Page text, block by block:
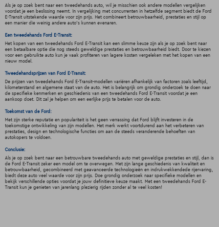
Als je op zoek bent naar een tweedehands auto, wil je misschien ook andere modellen vergelijken
voordat je een beslissing neemt. In vergelijking met concurrenten in hetzelfde segment biedt de Ford
E-Transit uitstekende waarde voor zijn prijs. Het combineert betrouwbaarheid, prestaties en stijl op
een manier die weinig andere auto's kunnen evenaren.
Een tweedehands Ford E-Transit:
Het kopen van een tweedehands Ford E-Transit kan een slimme keuze zijn als je op zoek bent naar
een betaalbare optie die nog steeds geweldige prestaties en betrouwbaarheid biedt. Door te kiezen
voor een gebruikte auto kun je vaak profiteren van lagere kosten vergeleken met het kopen van een
nieuw model.
Tweedehandsprijzen van Ford E-Transit:
De prijzen van tweedehands Ford E-Transit-modellen variëren afhankelijk van factoren zoals leeftijd,
kilometerstand en algemene staat van de auto. Het is belangrijk om grondig onderzoek te doen naar
de specifieke kenmerken en geschiedenis van een tweedehands Ford E-Transit voordat je een
aankoop doet. Dit zal je helpen om een eerlijke prijs te betalen voor de auto.
Toekomst van de Ford:
Met zijn sterke reputatie en populariteit is het geen verrassing dat Ford blijft investeren in de
toekomstige ontwikkeling van zijn modellen. Het merk werkt voortdurend aan het verbeteren van
prestaties, design en technologische functies om aan de steeds veranderende behoeften van
autokopers te voldoen.
Conclusie:
Als je op zoek bent naar een betrouwbare tweedehands auto met geweldige prestaties en stijl, dan is
de Ford E-Transit zeker een model om te overwegen. Met zijn lange geschiedenis van kwaliteit en
betrouwbaarheid, gecombineerd met geavanceerde technologieën en indrukwekkendede rijervaring,
biedt deze auto veel waarde voor zijn prijs. Doe grondig onderzoek naar specifieke modellen en
bekijk verschillende opties voordat je jouw definitieve keuze maakt. Met een tweedehands Ford E-
Transit kun je genieten van jarenlang plezierig rijden zonder al te veel kosten!